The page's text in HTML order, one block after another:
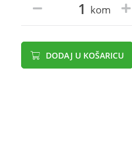
kom
DODAJ U KOŠARICU